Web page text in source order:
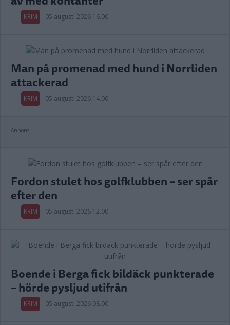
KRIM 05 augusti 2026 16.00
Man på promenad med hund i Norrliden
attackerad
KRIM 05 augusti 2026 14.00
Annons:
Fordon stulet hos golfklubben – ser spår
efter den
KRIM 05 augusti 2026 12.00
Boende i Berga fick bildäck punkterade
– hörde pysljud utifrån
KRIM 05 augusti 2026 08.00